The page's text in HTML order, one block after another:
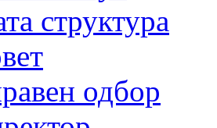
структура
одбор